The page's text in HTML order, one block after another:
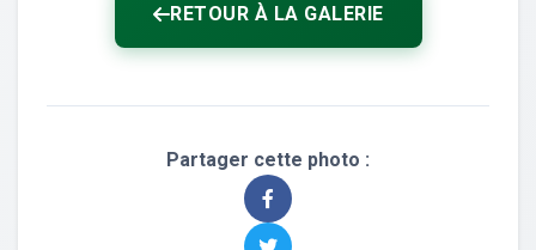
RETOUR À LA GALERIE
Partager cette photo :